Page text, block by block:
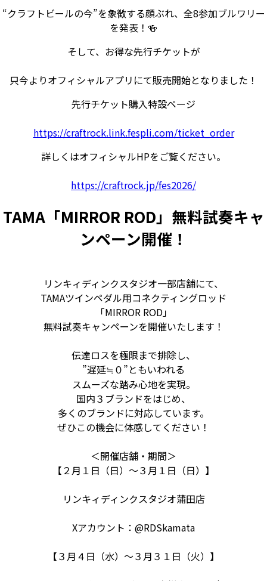
“クラフトビールの今”を象徴する顔ぶれ、全8参加ブルワリー
を発表！🍻
そして、お得な先行チケットが
只今よりオフィシャルアプリにて販売開始となりました！
先行チケット購入特設ページ
https://craftrock.link.fespli.com/ticket_order
詳しくはオフィシャルHPをご覧ください。
https://craftrock.jp/fes2026/
TAMA「MIRROR ROD」無料試奏キャ
ンペーン開催！
リンキィディンクスタジオ一部店舗にて、
TAMAツインペダル用コネクティングロッド
「MIRROR ROD」
無料試奏キャンペーンを開催いたします！
伝達ロスを極限まで排除し、
”遅延≒０”ともいわれる
スムーズな踏み心地を実現。
国内３ブランドをはじめ、
多くのブランドに対応しています。
ぜひこの機会に体感してください！
＜開催店舗・期間＞
【２月１日（日）～３月１日（日）】
リンキィディンクスタジオ蒲田店
Xアカウント：@RDSkamata
【３月４日（水）～３月３１日（火）】